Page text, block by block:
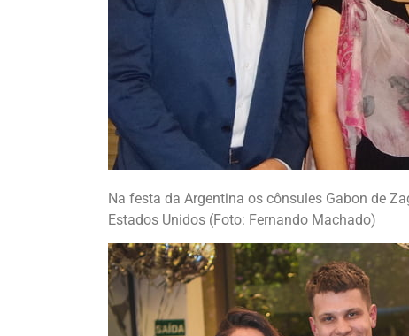
Na festa da Argentina os cônsules Gabon de
Estados Unidos (Foto: Fernando Machado)